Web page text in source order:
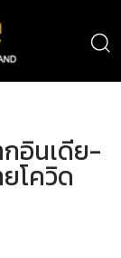
อินเดีย-
โควิด